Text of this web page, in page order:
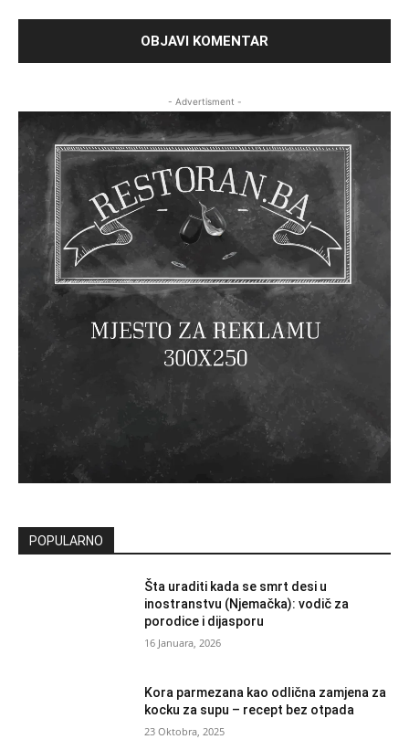
- Advertisment -
POPULARNO
Šta uraditi kada se smrt desi u
inostranstvu (Njemačka): vodič za
porodice i dijasporu
16 Januara, 2026
Kora parmezana kao odlična zamjena za
kocku za supu – recept bez otpada
23 Oktobra, 2025